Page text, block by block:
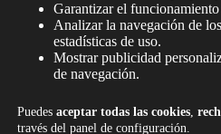
¿Qué es el EBITDA y por qué
financiera de tu empresa?
primer paso para tomar el control
proyectar el crecimiento de tu
hablamos del rendimiento
abril 24, 2025
Garantizar el
Analizar la navegación de
estadísticas de uso.
Mostrar publicidad
de navegación.
Puedes aceptar todas las cookies,
través del panel de configuración.